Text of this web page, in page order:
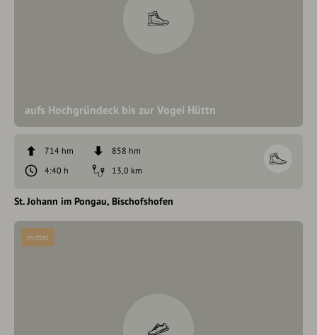
aufs Hochgründeck bis zur Vogei Hüttn
714 hm
858 hm
4:40 h
13,0 km
St. Johann im Pongau Bischofshofen
mittel